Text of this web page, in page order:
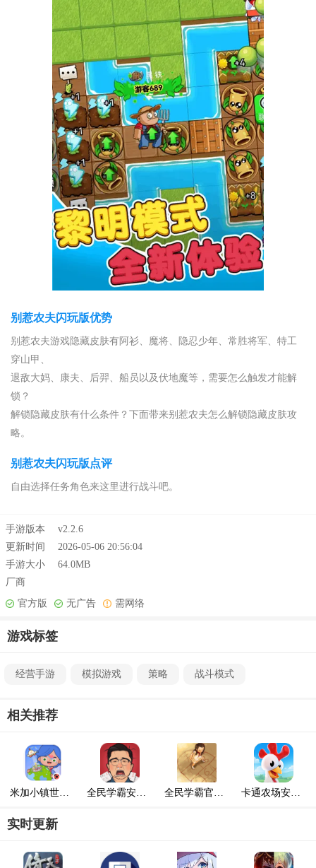
别惹农夫闪玩版优势
别惹农夫游戏隐藏皮肤有阿衫、魔将、隐忍少年、常胜将军、特工
穿山甲、
退敌大妈、康夫、后羿、船员以及伏地魔等，需要怎么触发才能解
锁？
解锁隐藏皮肤有什么条件？下面带来别惹农夫怎么解锁隐藏皮肤攻
略。
别惹农夫闪玩版点评
自由选择任务角色来这里进行战斗吧。
手游版本
v2.2.6
更新时间
2026-05-06 20:56:04
手游大小
64.0MB
厂商
官方版
无广告 需网络
游戏标签
经营手游 模拟游戏 策略 战斗模式
相关推荐
米加小镇世界2023最新版 全民学霸安卓最新版 全民学霸官方正版 卡通农场安卓最新版
实时更新